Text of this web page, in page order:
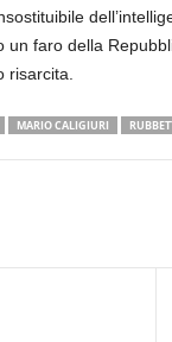
un faro della
risarcita.
MARIO CALIGIURI